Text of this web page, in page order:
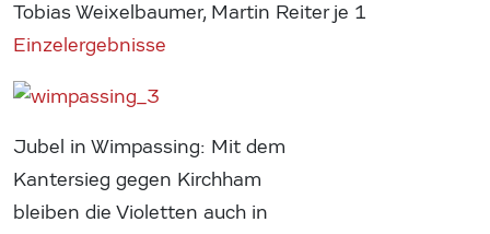
Tobias Weixelbaumer, Martin Reiter je 1
Einzelergebnisse
Jubel in Wimpassing: Mit dem
Kantersieg gegen Kirchham
bleiben die Violetten auch in